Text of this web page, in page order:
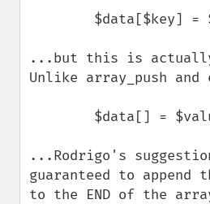
...but this is
Unlike array_push and
...Rodrigo's
guaranteed to append
to the END of the